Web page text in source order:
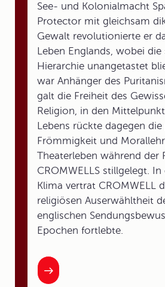
See- und Kolonialmacht
Protector mit gleichsam
Gewalt revolutionierte er
Leben Englands, wobei die
Hierarchie unangetastet
war Anhänger des
galt die Freiheit des
Religion, in den
Lebens rückte dagegen
Frömmigkeit und
Theaterleben während der
CROMWELLS stillgelegt.
Klima vertrat CROMWELL
religiösen Auserwähltheit
englischen
Epochen fortlebte.